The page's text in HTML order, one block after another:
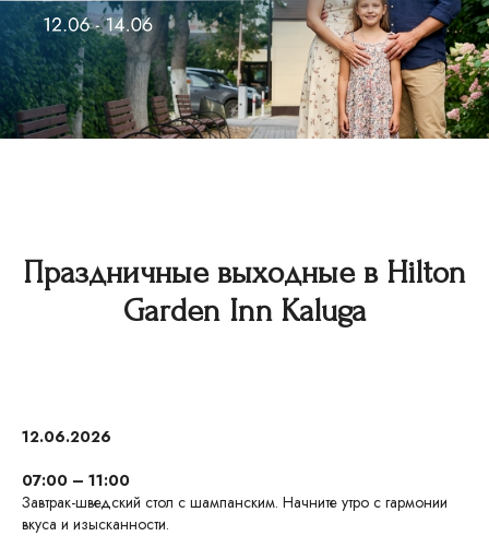
Праздничные выходные в Hilton
Garden Inn Kaluga
12.06.2026
07:00 – 11:00
Завтрак-шведский стол с шампанским. Начните утро с гармонии
вкуса и изысканности.